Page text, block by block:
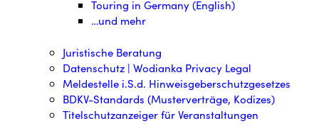
Touring in Germany (English)
…und mehr
Juristische Beratung
Datenschutz | Wodianka Privacy Legal
Meldestelle i.S.d. Hinweisgeberschutzgesetzes
BDKV-Standards (Musterverträge, Kodizes)
Titelschutzanzeiger für Veranstaltungen